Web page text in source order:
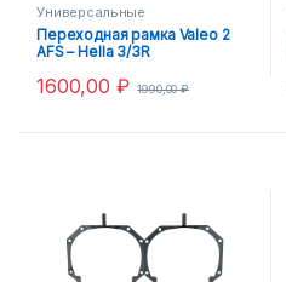
Универсальные
Переходная рамка Valeo 2
AFS – Hella 3/3R
1600,00 ₽ 1990,00₽